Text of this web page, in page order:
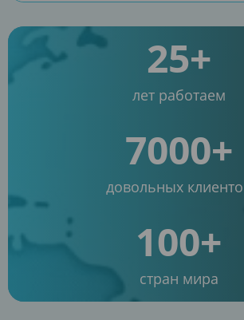
25+
лет работаем
7000+
довольных
100+
стран мира